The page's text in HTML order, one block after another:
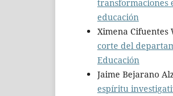
transformaciones
educación
Ximena Cifuentes
corte del
Educación
Jaime Bejarano
espíritu